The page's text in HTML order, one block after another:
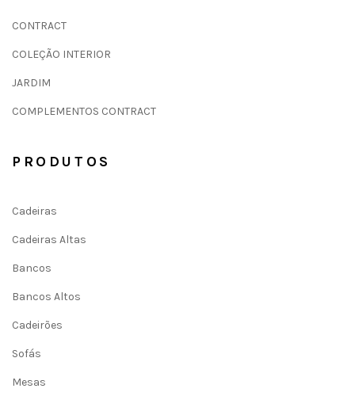
CONTRACT
COLEÇÃO INTERIOR
JARDIM
COMPLEMENTOS CONTRACT
PRODUTOS
Cadeiras
Cadeiras Altas
Bancos
Bancos Altos
Cadeirões
Sofás
Mesas